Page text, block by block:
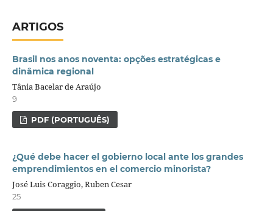
ARTIGOS
Brasil nos anos noventa: opções estratégicas e
dinâmica regional
Tânia Bacelar de Araújo
9
PDF (PORTUGUÊS)
¿Qué debe hacer el gobierno local ante los grandes
emprendimientos en el comercio minorista?
José Luis Coraggio, Ruben Cesar
25